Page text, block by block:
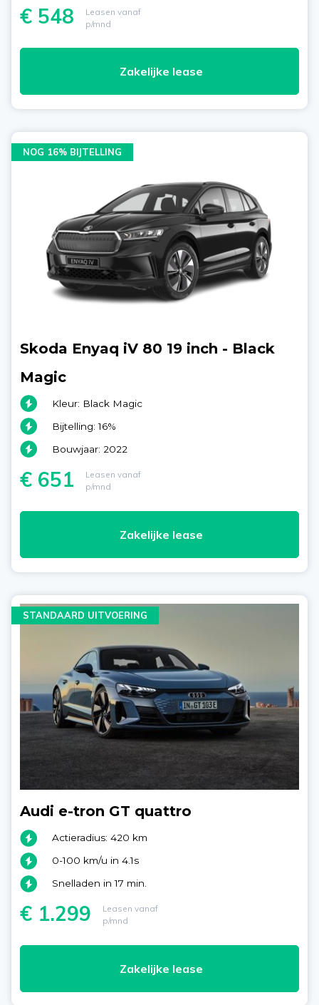
€ 548
Leasen vanaf
p/mnd
Zakelijke lease
NOG 16% BIJTELLING
Skoda Enyaq iV 80 19 inch - Black
Magic
Kleur: Black Magic
Bijtelling: 16%
Bouwjaar: 2022
€ 651
Leasen vanaf
p/mnd
Zakelijke lease
STANDAARD UITVOERING
Audi e-tron GT quattro
Actieradius: 420 km
0-100 km/u in 4.1s
Snelladen in 17 min.
€ 1.299
Leasen vanaf
p/mnd
Zakelijke lease